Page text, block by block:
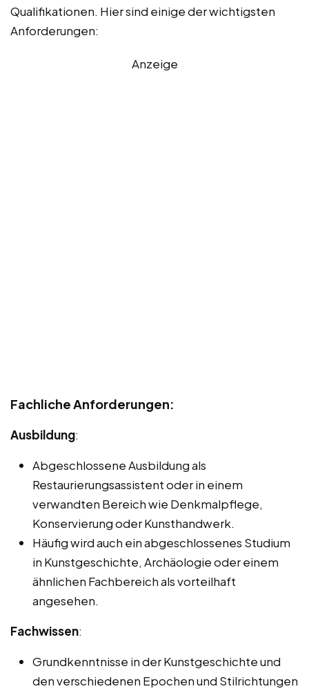
Qualifikationen. Hier sind einige der wichtigsten
Anforderungen:
Anzeige
Fachliche Anforderungen:
Ausbildung:
Abgeschlossene Ausbildung als
Restaurierungsassistent oder in einem
verwandten Bereich wie Denkmalpflege,
Konservierung oder Kunsthandwerk.
Häufig wird auch ein abgeschlossenes Studium
in Kunstgeschichte, Archäologie oder einem
ähnlichen Fachbereich als vorteilhaft
angesehen.
Fachwissen:
Grundkenntnisse in der Kunstgeschichte und
den verschiedenen Epochen und Stilrichtungen